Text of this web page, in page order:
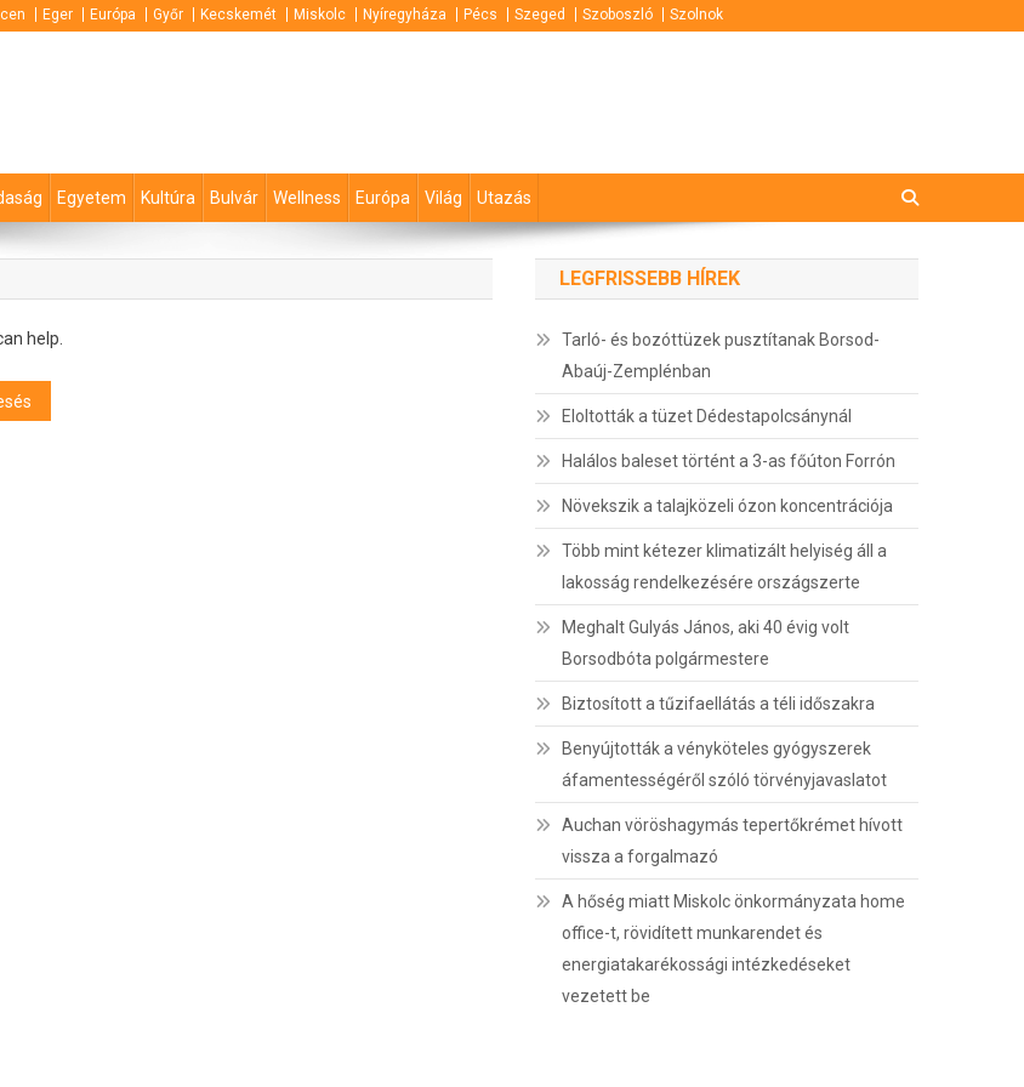
Eger Európa Győr Kecskemét Miskolc Nyíregyháza Pécs Szeged Szoboszló Szolnok
Egyetem Kultúra Bulvár Wellness Európa Világ Utazás
help.
LEGFRISSEBB HÍREK
Tarló- és bozóttüzek pusztítanak Borsod-
Abaúj-Zemplénban
Eloltották a tüzet Dédestapolcsánynál
Halálos baleset történt a 3-as főúton Forrón
Növekszik a talajközeli ózon koncentrációja
Több mint kétezer klimatizált helyiség áll a
lakosság rendelkezésére országszerte
Meghalt Gulyás János, aki 40 évig volt
Borsodbóta polgármestere
Biztosított a tűzifaellátás a téli időszakra
Benyújtották a vényköteles gyógyszerek
áfamentességéről szóló törvényjavaslatot
Auchan vöröshagymás tepertőkrémet hívott
vissza a forgalmazó
A hőség miatt Miskolc önkormányzata home
office-t, rövidített munkarendet és
energiatakarékossági intézkedéseket
vezetett be